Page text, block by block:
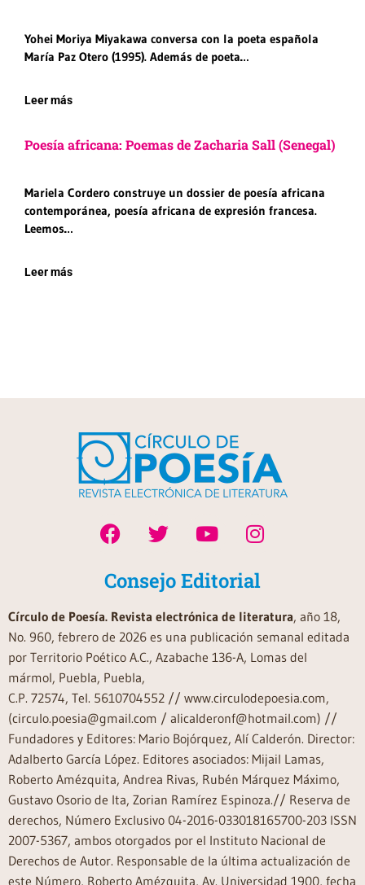
Yohei Moriya Miyakawa conversa con la poeta española
María Paz Otero (1995). Además de poeta…
Leer más
Poesía africana: Poemas de Zacharia Sall (Senegal)
Mariela Cordero construye un dossier de poesía africana
contemporánea, poesía africana de expresión francesa.
Leemos…
Leer más
Consejo Editorial
Círculo de Poesía. Revista electrónica de literatura, año 18,
No. 960, febrero de 2026 es una publicación semanal editada
por Territorio Poético A.C., Azabache 136-A, Lomas del
mármol, Puebla, Puebla,
C.P. 72574, Tel. 5610704552 // www.circulodepoesia.com,
(circulo.poesia@gmail.com / alicalderonf@hotmail.com) //
Fundadores y Editores: Mario Bojórquez, Alí Calderón. Director:
Adalberto García López. Editores asociados: Mijail Lamas,
Roberto Amézquita, Andrea Rivas, Rubén Márquez Máximo,
Gustavo Osorio de Ita, Zorian Ramírez Espinoza.// Reserva de
derechos, Número Exclusivo 04-2016-033018165700-203 ISSN
2007-5367, ambos otorgados por el Instituto Nacional de
Derechos de Autor. Responsable de la última actualización de
este Número, Roberto Amézquita, Av. Universidad 1900, fecha